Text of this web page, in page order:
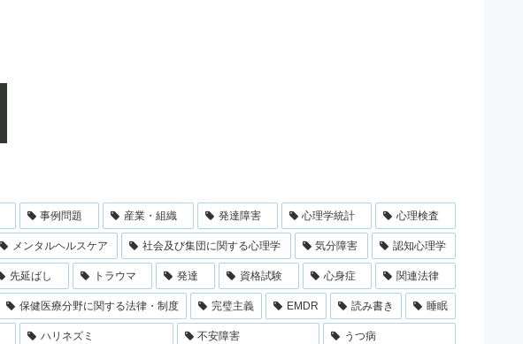
事例問題 産業・組織 発達障害 心理学統計 心理検査
メンタルヘルスケア 社会及び集団に関する心理学 気分障害 認知心理学
先延ばし トラウマ 発達 資格試験 心身症 関連法律
保健医療分野に関する法律・制度 完璧主義 EMDR 読み書き 睡眠
ハリネズミ 不安障害 うつ病